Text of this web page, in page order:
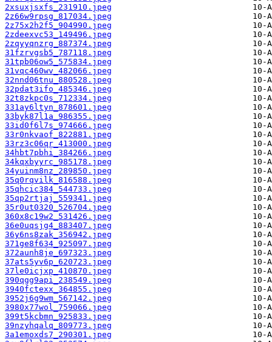
2xsuxjsxfs_231910.jpeg
2z66w9rpsg_817034.jpeg
2z75x2h2f5_904990.jpeg
2zdeexvc53_149496.jpeg
2zqyyqnzrg_887374.jpeg
31fzrvgsb5_787118.jpeg
31tpb06ow5_575834.jpeg
31vqc460wv_482066.jpeg
32nnd06tnu_880528.jpeg
32pdat3ifo_485346.jpeg
32t8zkpc0s_712334.jpeg
331ay6ltyn_878601.jpeg
33byk87l1a_986355.jpeg
33id0f6l7s_974666.jpeg
33r0nkvaof_822881.jpeg
33rz3c06qr_413000.jpeg
34hbt7pbhi_384266.jpeg
34kqxbyyrc_985178.jpeg
34yuinm8nz_289850.jpeg
35q0rqvilk_816588.jpeg
35qhcic384_544733.jpeg
35qp2rtjaj_559341.jpeg
35r0ut0320_526704.jpeg
360x8c19w2_531426.jpeg
36e0uqsjg4_883407.jpeg
36y6ns8zak_356942.jpeg
371ge8f634_925097.jpeg
372aunh8je_697323.jpeg
37ats5yv6p_620723.jpeg
37le0icjxp_410870.jpeg
390qgg9api_238549.jpeg
3940fctexx_364855.jpeg
3952j6g9wm_567142.jpeg
3980x77wol_759066.jpeg
399t5kcbmn_925833.jpeg
39nzyhqalq_809773.jpeg
3a1emoxds7_290301.jpeg